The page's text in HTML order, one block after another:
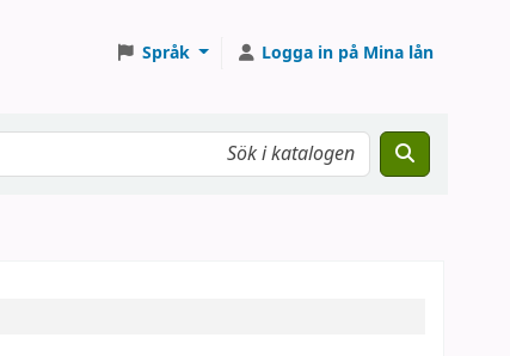
Språk Logga in på Mina lån